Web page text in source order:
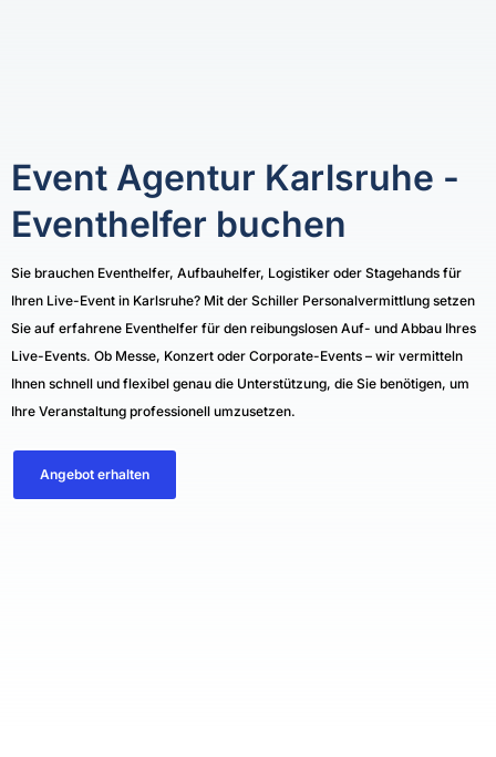
Event Agentur Karlsruhe -
Eventhelfer buchen
Sie brauchen Eventhelfer, Aufbauhelfer, Logistiker oder Stagehands für
Ihren Live-Event in Karlsruhe? Mit der Schiller Personalvermittlung setzen
Sie auf erfahrene Eventhelfer für den reibungslosen Auf- und Abbau Ihres
Live-Events. Ob Messe, Konzert oder Corporate-Events – wir vermitteln
Ihnen schnell und flexibel genau die Unterstützung, die Sie benötigen, um
Ihre Veranstaltung professionell umzusetzen.
Angebot erhalten